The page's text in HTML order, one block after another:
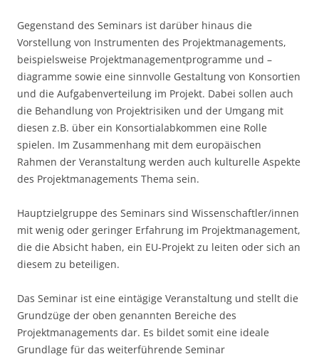
Gegenstand des Seminars ist darüber hinaus die
Vorstellung von Instrumenten des Projektmanagements,
beispielsweise Projektmanagementprogramme und –
diagramme sowie eine sinnvolle Gestaltung von Konsortien
und die Aufgabenverteilung im Projekt. Dabei sollen auch
die Behandlung von Projektrisiken und der Umgang mit
diesen z.B. über ein Konsortialabkommen eine Rolle
spielen. Im Zusammenhang mit dem europäischen
Rahmen der Veranstaltung werden auch kulturelle Aspekte
des Projektmanagements Thema sein.
Hauptzielgruppe des Seminars sind Wissenschaftler/innen
mit wenig oder geringer Erfahrung im Projektmanagement,
die die Absicht haben, ein EU-Projekt zu leiten oder sich an
diesem zu beteiligen.
Das Seminar ist eine eintägige Veranstaltung und stellt die
Grundzüge der oben genannten Bereiche des
Projektmanagements dar. Es bildet somit eine ideale
Grundlage für das weiterführende Seminar